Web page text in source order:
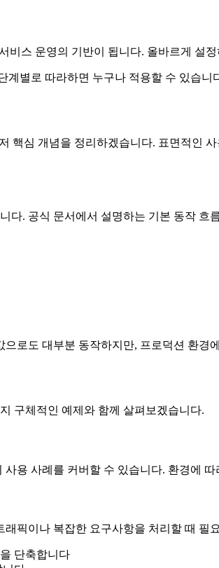
비스 운영의 기반이 됩니다. 올바르게 설
계별로 따라하면 누구나 적용할 수 있습니
핵심 개념을 정리하겠습니다. 표면적인
다. 공식 문서에서 설명하는 기본 동작 흐
로도 대부분 동작하지만, 프로덕션 환경
구체적인 예제와 함께 살펴보겠습니다.
용 사례를 커버할 수 있습니다. 환경에
픽이나 복잡한 요구사항을 처리할 때 필
단축합니다